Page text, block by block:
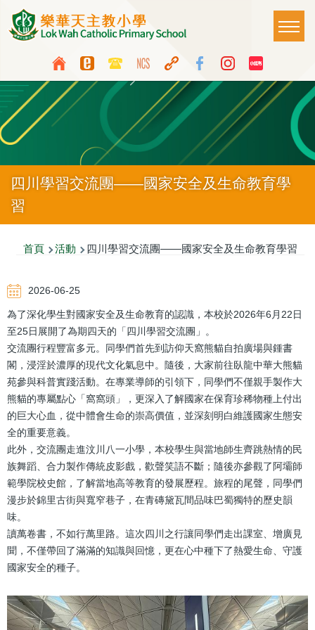
移至主內容
Top
Media
Icon
Button
Language
switcher
Main
四川學習交流團——國家安全及生命教育學
習
導
連
結
首頁 活動 四川學習交流團——國家安全及生命教育學習
2026-06-25
為了深化學生對國家安全及生命教育的認識，本校於2026年6月22日
至25日展開了為期四天的「四川學習交流團」。
交流團行程豐富多元。同學們首先到訪仰天窩熊貓自拍廣場與鍾書
閣，浸淫於濃厚的現代文化氣息中。隨後，大家前往臥龍中華大熊貓
苑參與科普實踐活動。在專業導師的引領下，同學們不僅親手製作大
熊貓的專屬點心「窩窩頭」，更深入了解國家在保育珍稀物種上付出
的巨大心血，從中體會生命的崇高價值，並深刻明白維護國家生態安
全的重要意義。
此外，交流團走進汶川八一小學，本校學生與當地師生齊跳熱情的民
族舞蹈、合力製作傳統皮影戲，歡聲笑語不斷；隨後亦參觀了阿壩師
範學院校史館，了解當地高等教育的發展歷程。旅程的尾聲，同學們
漫步於錦里古街與寬窄巷子，在青磚黛瓦間品味巴蜀獨特的歷史韻
味。
讀萬卷書，不如行萬里路。這次四川之行讓同學們走出課室、增廣見
聞，不僅帶回了滿滿的知識與回憶，更在心中種下了熱愛生命、守護
國家安全的種子。